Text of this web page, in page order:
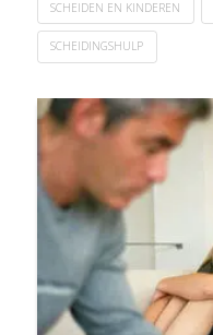
SCHEIDEN EN KINDEREN
SCHEIDINGSHULP